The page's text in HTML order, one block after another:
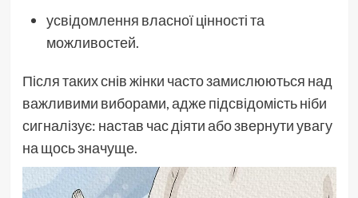
усвідомлення власної цінності та
можливостей.
Після таких снів жінки часто замислюються над
важливими виборами, адже підсвідомість ніби
сигналізує: настав час діяти або звернути увагу
на щось значуще.